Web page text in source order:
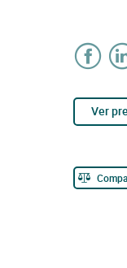
Ver